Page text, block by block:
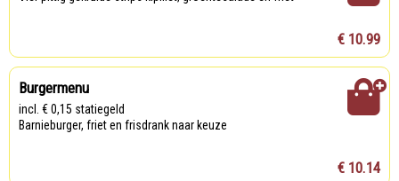
€ 10.99
Burgermenu
incl. € 0,15 statiegeld
Barnieburger, friet en frisdrank naar keuze
€ 10.14